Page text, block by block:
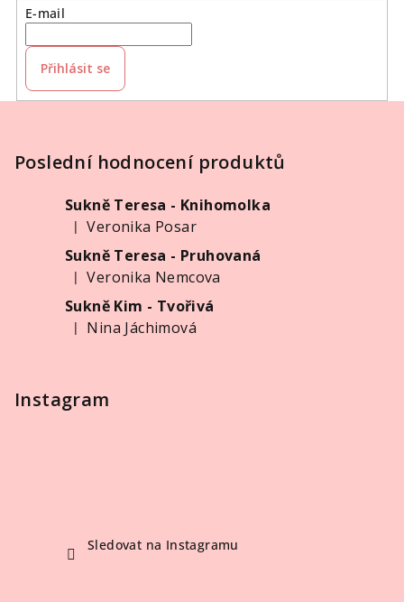
E-mail
Přihlásit se
Poslední hodnocení produktů
Sukně Teresa - Knihomolka
Hodnocení produktu je 5 z 5 hvězdiček.
|
Veronika Posar
Sukně Teresa - Pruhovaná
Hodnocení produktu je 5 z 5 hvězdiček.
|
Veronika Nemcova
Sukně Kim - Tvořivá
Hodnocení produktu je 5 z 5 hvězdiček.
| Nina Jáchimová
Instagram
Sledovat na Instagramu